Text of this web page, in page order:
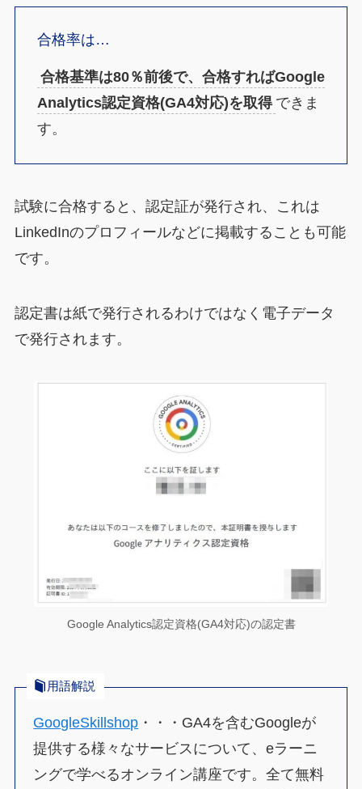
合格率は…
合格基準は80％前後で、合格すればGoogle
Analytics認定資格(GA4対応)を取得 できま
す。
試験に合格すると、認定証が発行され、これは
LinkedInのプロフィールなどに掲載することも可能
です。
認定書は紙で発行されるわけではなく電子データ
で発行されます。
Google Analytics認定資格(GA4対応)の認定書
用語解説
GoogleSkillshop ・・・GA4を含むGoogleが
提供する様々なサービスについて、eラーニ
ングで学べるオンライン講座です。全て無料